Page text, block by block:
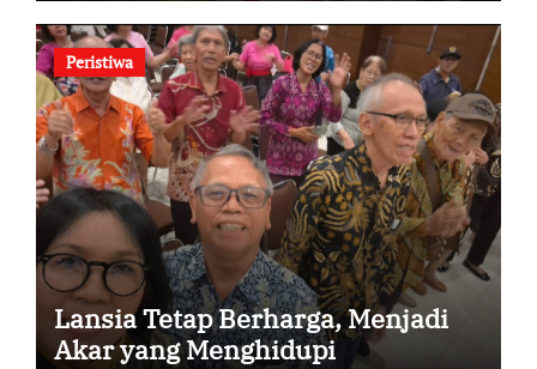
Peristiwa
Lansia Tetap Berharga, Menjadi
Akar yang Menghidupi